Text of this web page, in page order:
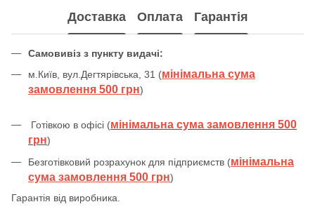
Доставка Оплата Гарантія
Самовивіз з пункту видачі:
м.Київ, вул.Дегтярівська, 31 (мінімальна сума
замовлення 500 грн)
Готівкою в офісі (мінімальна сума замовлення 500
грн)
Безготівковий розрахунок для підприємств (мінімальна
сума замовлення 500 грн)
Гарантія від виробника.